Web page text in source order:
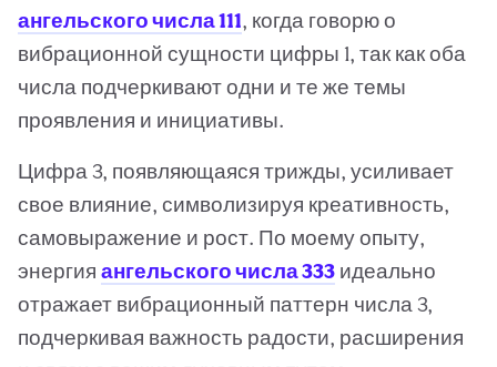
ангельского числа 111, когда говорю о
вибрационной сущности цифры 1, так как оба
числа подчеркивают одни и те же темы
проявления и инициативы.
Цифра 3, появляющаяся трижды, усиливает
свое влияние, символизируя креативность,
самовыражение и рост. По моему опыту,
энергия ангельского числа 333 идеально
отражает вибрационный паттерн числа 3,
подчеркивая важность радости, расширения